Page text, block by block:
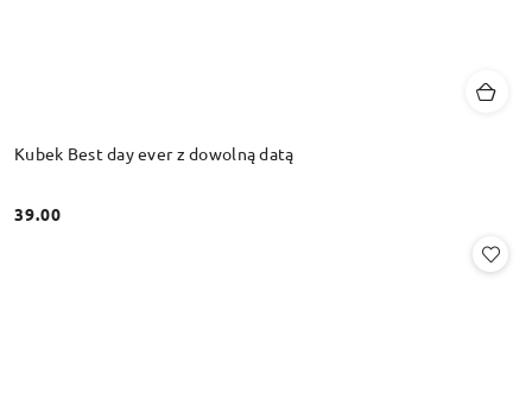
Kubek Best day ever z dowolną datą
Cena:
39.00